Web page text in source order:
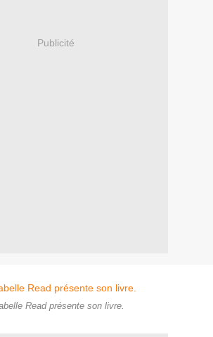
Publicité
Read présente son livre.